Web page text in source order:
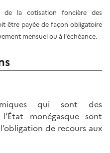
de la cotisation foncière des
être payée de façon obligatoire
mensuel ou à l'échéance.
qui sont des
monégasque sont
de recours aux